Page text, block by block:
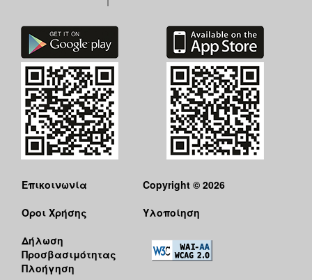
Επικοινωνία
Όροι Χρήσης
Δήλωση
Προσβασιμότητας
Πλοήγηση
Copyright © 2026
Υλοποίηση